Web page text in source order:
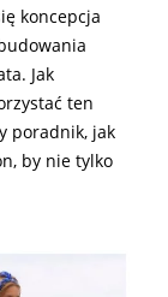
koncepcja
Jak
ten
poradnik, jak
by nie tylko